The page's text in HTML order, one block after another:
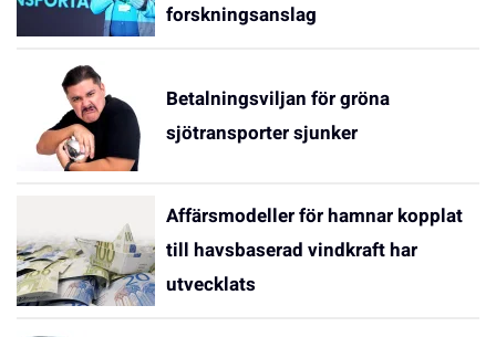
forskningsanslag
Betalningsviljan för gröna
sjötransporter sjunker
Affärsmodeller för hamnar kopplat
till havsbaserad vindkraft har
utvecklats